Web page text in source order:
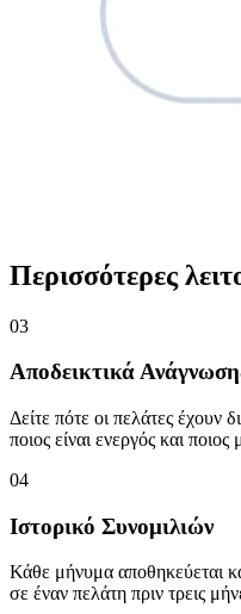
Περισσότερες
03
Αποδεικτικά
Δείτε πότε οι πελάτες έχουν
ποιος είναι ενεργός και
04
Ιστορικό Συνομιλιών
Κάθε μήνυμα αποθηκεύεται
σε έναν πελάτη πριν τρεις